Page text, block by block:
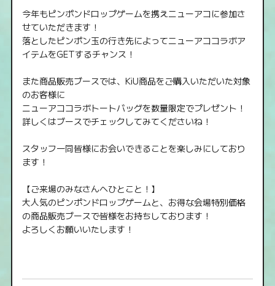
今年もピンポンドロップゲームを携えニューアコに参加さ
せていただきます！
落としたピンポン玉の行き先によってニューアココラボア
イテムをGETするチャンス！
また商品販売ブースでは、KiU商品をご購入いただいた対象
のお客様に
ニューアココラボトートバッグを数量限定でプレゼント！
詳しくはブースでチェックしてみてくださいね！
スタッフ一同皆様にお会いできることを楽しみにしており
ます！
【ご来場のみなさんへひとこと！】
大人気のピンポンドロップゲームと、お得な会場特別価格
の商品販売ブースで皆様をお持ちしております！
よろしくお願いいたします！